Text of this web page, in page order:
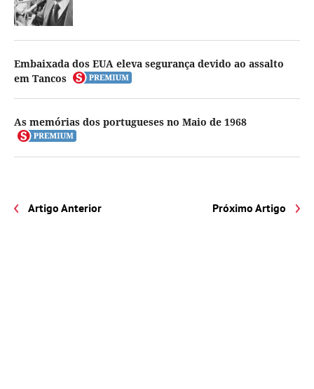
Embaixada dos EUA eleva segurança devido ao assalto
em Tancos
As memórias dos portugueses no Maio de 1968
Artigo Anterior Próximo Artigo